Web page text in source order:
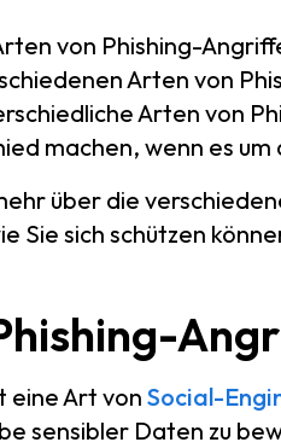
von Phishing-
Arten von
Arten von
machen, wenn es
über die
Sie sich schützen
eine Art vonSocial-
sensibler Daten zu